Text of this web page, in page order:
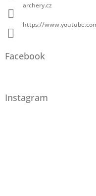
archery.cz
https://
Facebook
Instagram